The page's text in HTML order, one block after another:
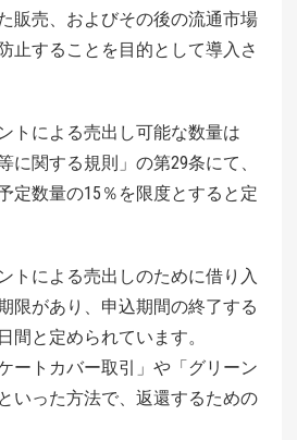
販売、およびその後の流通市場
止することを目的として導入さ
トによる売出し可能な数量は
に関する規則」の第29条にて、
定数量の15％を限度とすると定
トによる売出しのために借り入
限があり、申込期間の終了する
間と定められています。
ートカバー取引」や「グリーン
いった方法で、返還するための